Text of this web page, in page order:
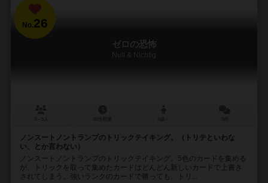
No.26
ゼロの恐怖
Null & Nichtig
ノンスートノントランプのトリックテイキング。（トリテといわな
い、とか言わない）
ノンスートノントランプのトリックテイキング。5色のカードを集める
が、トリックを取って集めたカードはどんどん新しいカードで上書き
されてしまう。強いランクのカードで勝っても、トリ...